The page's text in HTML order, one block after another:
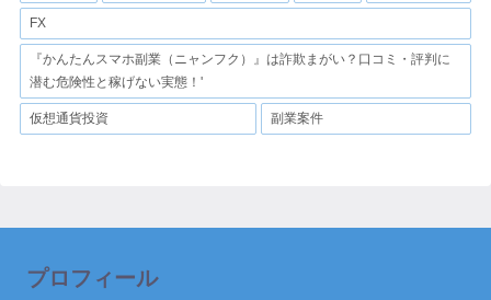
FX
『かんたんスマホ副業（ニャンフク）』は詐欺まがい？口コミ・評判に
潜む危険性と稼げない実態！'
仮想通貨投資 副業案件
プロフィール